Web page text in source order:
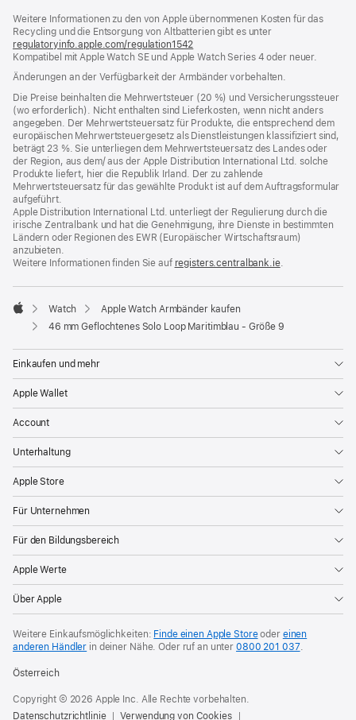
neues
Fenster)
Weitere Informationen zu den von Apple übernommenen Kosten für das
Recycling und die Entsorgung von Altbatterien gibt es unter
regulatoryinfo.apple.com/regulation1542
ein
neues
Fenster)
Kompatibel mit Apple Watch SE und Apple Watch Series 4 oder neuer.
Änderungen an der Verfügbarkeit der Armbänder vorbehalten.
Die Preise beinhalten die Mehrwertsteuer (20 %) und Versicherungssteuer
(wo erforderlich). Nicht enthalten sind Lieferkosten, wenn nicht anders
angegeben. Der Mehrwertsteuersatz für Produkte, die entsprechend dem
europäischen Mehrwertsteuergesetz als Dienstleistungen klassifiziert sind,
beträgt 23 %. Sie unterliegen dem Mehrwertsteuersatz des Landes oder
der Region, aus dem/ aus der Apple Distribution International Ltd. solche
Produkte liefert, hier die Republik Irland. Der zu zahlende
Mehrwertsteuersatz für das gewählte Produkt ist auf dem Auftragsformular
aufgeführt.
Apple Distribution International Ltd. unterliegt der Regulierung durch die
irische Zentralbank und hat die Genehmigung, ihre Dienste in bestimmten
Ländern oder Regionen des EWR (Europäischer Wirtschaftsraum)
anzubieten.
Weitere Informationen finden Sie auf registers.centralbank.ie(Öffnet
neues
.
Apple
Watch
Apple Watch Armbänder kaufen
46 mm Geflochtenes Solo Loop Maritimblau - Größe 9
Einkaufen und mehr
Apple Wallet
Account
Unterhaltung
Apple Store
Für Unternehmen
Für den Bildungsbereich
Apple Werte
Über Apple
Weitere Einkaufsmöglichkeiten: Finde einen Apple Storeoder einen
anderen Händler in deiner Nähe. Oder ruf an unter0800 201 037.
Österreich
Copyright © 2026 Apple Inc. Alle Rechte vorbehalten.
Datenschutzrichtlinie
Verwendung von Cookies